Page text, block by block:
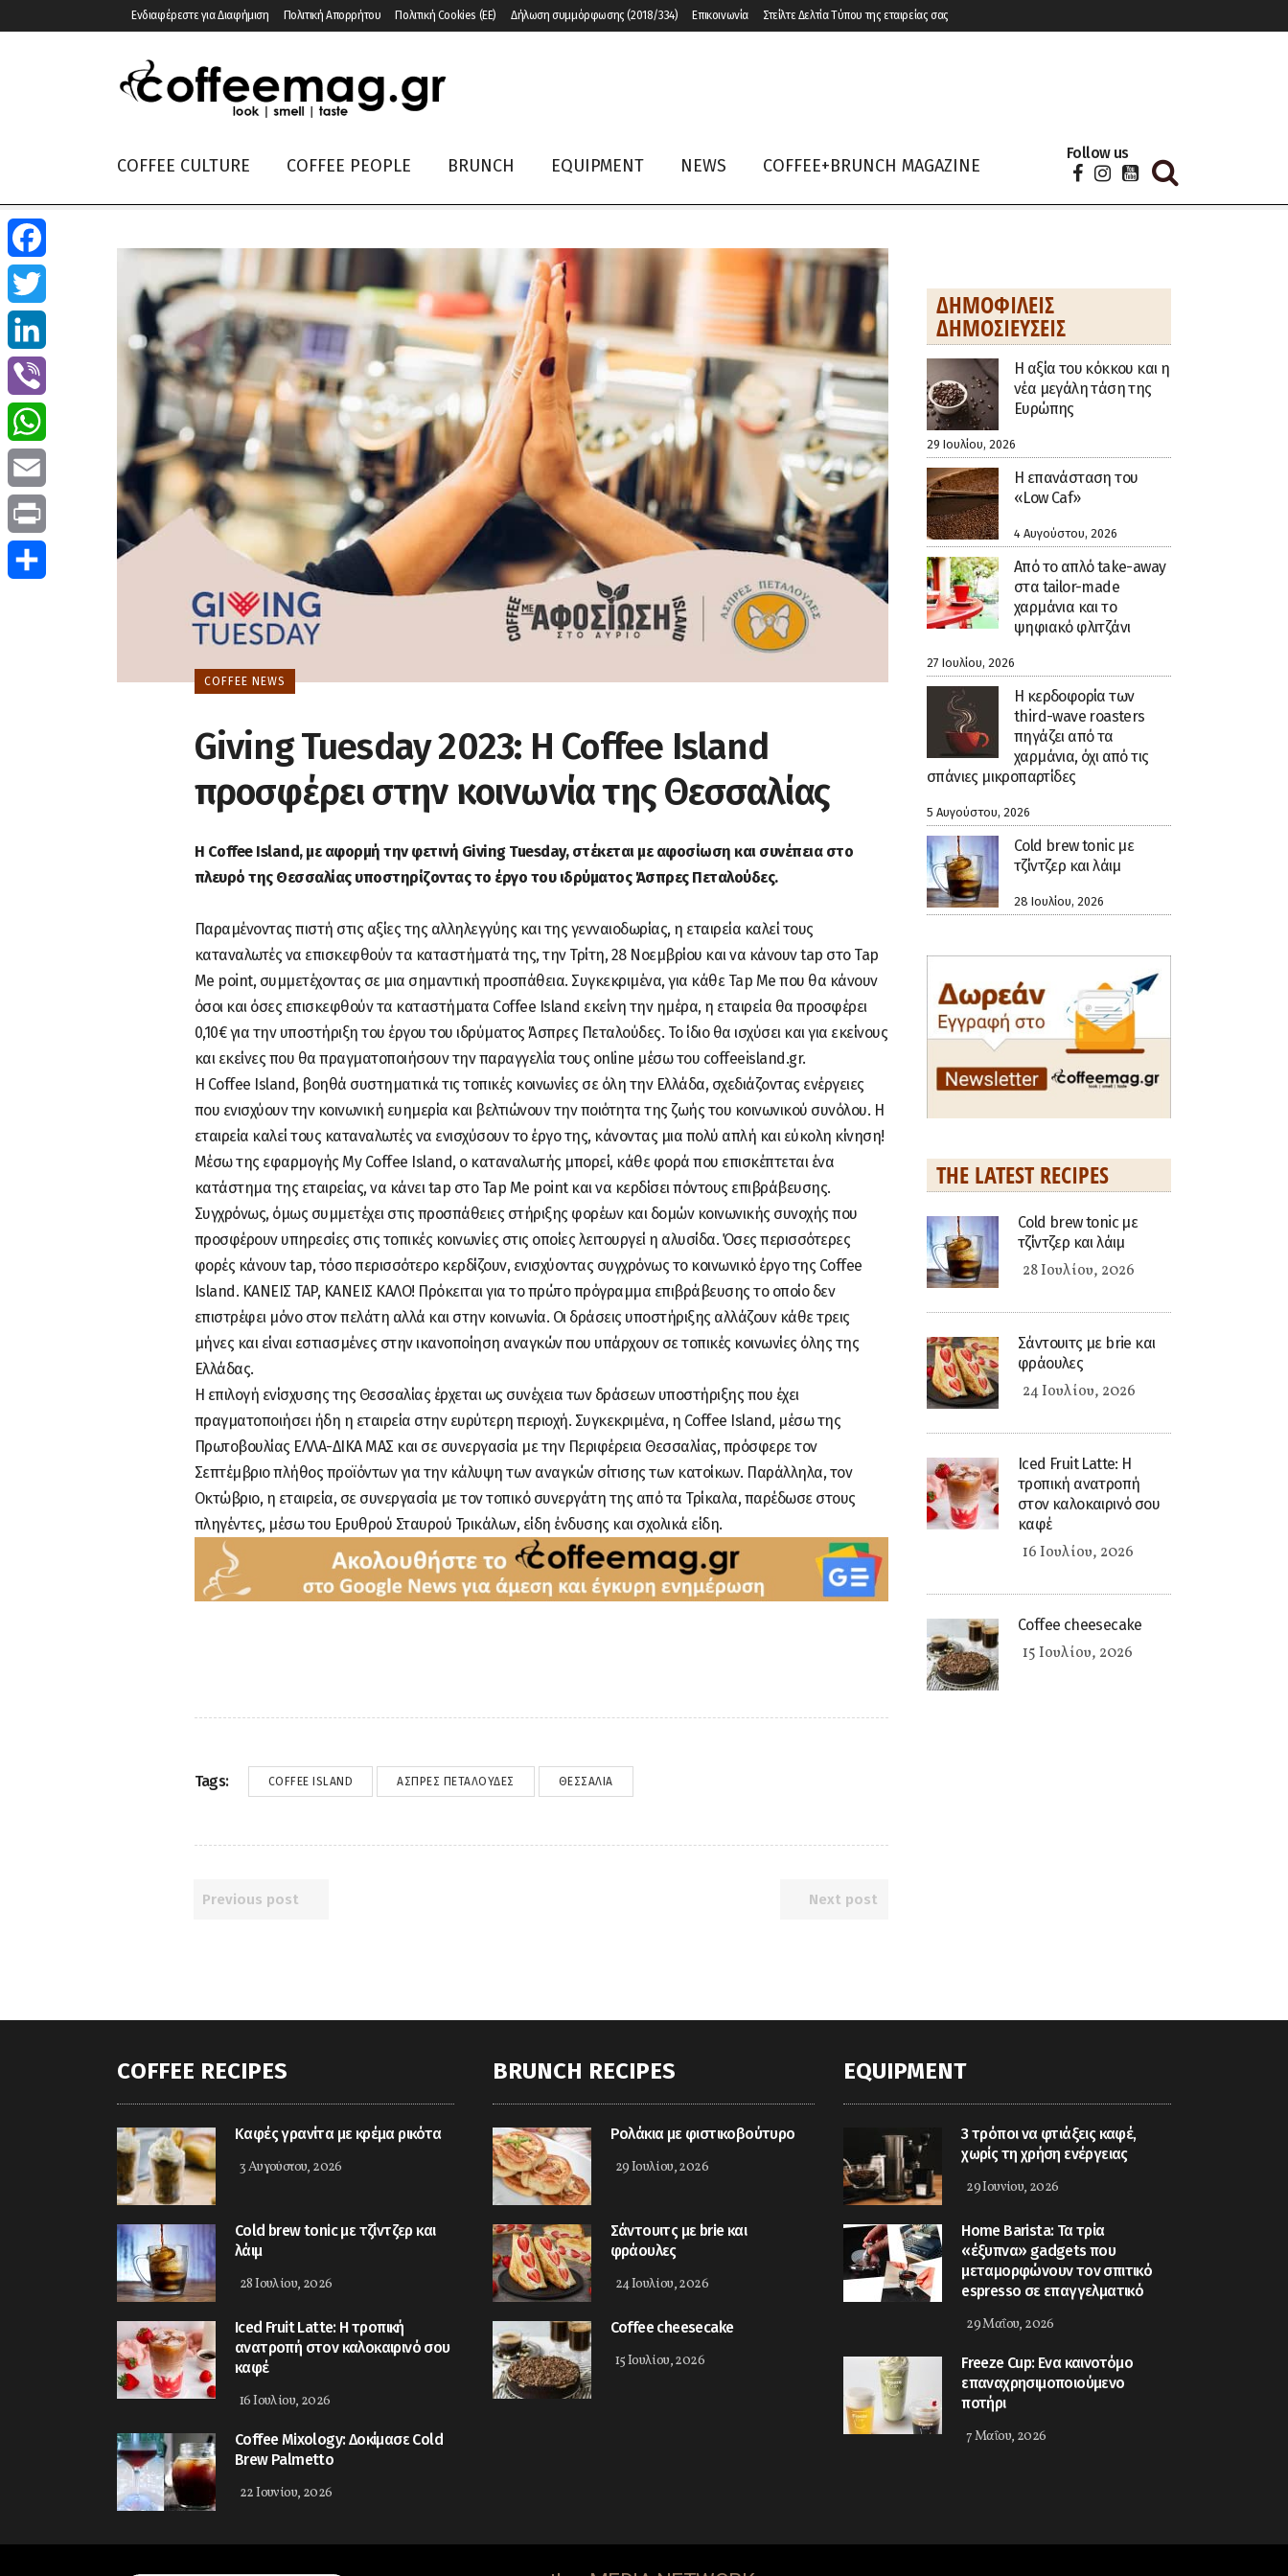
Ενδιαφέρεστε για Διαφήμιση Πολιτική Απορρήτου Πολιτική Cookies (ΕΕ) Δήλωση συμμόρφωσης (2018/334) Επικοινωνία Στείλτε Δελτία Τύπου της εταιρείας σας
COFFEE CULTURE COFFEE PEOPLE BRUNCH EQUIPMENT NEWS COFFEE+BRUNCH MAGAZINE
Follow us
COFFEE NEWS
Giving Tuesday 2023: H Coffee Island
προσφέρει στην κοινωνία της Θεσσαλίας
Η Coffee Island, με αφορμή την φετινή Giving Tuesday, στέκεται με αφοσίωση και συνέπεια στο
πλευρό της Θεσσαλίας υποστηρίζοντας το έργο του ιδρύματος Άσπρες Πεταλούδες.
Παραμένοντας πιστή στις αξίες της αλληλεγγύης και της γενναιοδωρίας, η εταιρεία καλεί τους
καταναλωτές να επισκεφθούν τα καταστήματά της, την Τρίτη, 28 Νοεμβρίου και να κάνουν tap στο Tap
Me point, συμμετέχοντας σε μια σημαντική προσπάθεια. Συγκεκριμένα, για κάθε Tap Me που θα κάνουν
όσοι και όσες επισκεφθούν τα καταστήματα Coffee Island εκείνη την ημέρα, η εταιρεία θα προσφέρει
0,10€ για την υποστήριξη του έργου του ιδρύματος Άσπρες Πεταλούδες. Το ίδιο θα ισχύσει και για εκείνους
και εκείνες που θα πραγματοποιήσουν την παραγγελία τους online μέσω του coffeeisland.gr.
H Coffee Island, βοηθά συστηματικά τις τοπικές κοινωνίες σε όλη την Ελλάδα, σχεδιάζοντας ενέργειες
που ενισχύουν την κοινωνική ευημερία και βελτιώνουν την ποιότητα της ζωής του κοινωνικού συνόλου. Η
εταιρεία καλεί τους καταναλωτές να ενισχύσουν το έργο της, κάνοντας μια πολύ απλή και εύκολη κίνηση!
Μέσω της εφαρμογής Μy Coffee Island, ο καταναλωτής μπορεί, κάθε φορά που επισκέπτεται ένα
κατάστημα της εταιρείας, να κάνει tap στο Tap Me point και να κερδίσει πόντους επιβράβευσης.
Συγχρόνως, όμως συμμετέχει στις προσπάθειες στήριξης φορέων και δομών κοινωνικής συνοχής που
προσφέρουν υπηρεσίες στις τοπικές κοινωνίες στις οποίες λειτουργεί η αλυσίδα. Όσες περισσότερες
φορές κάνουν tap, τόσο περισσότερο κερδίζουν, ενισχύοντας συγχρόνως το κοινωνικό έργο της Coffee
Island. ΚΑΝΕΙΣ TAP, ΚΑΝΕΙΣ ΚΑΛΟ! Πρόκειται για το πρώτο πρόγραμμα επιβράβευσης το οποίο δεν
επιστρέφει μόνο στον πελάτη αλλά και στην κοινωνία. Οι δράσεις υποστήριξης αλλάζουν κάθε τρεις
μήνες και είναι εστιασμένες στην ικανοποίηση αναγκών που υπάρχουν σε τοπικές κοινωνίες όλης της
Ελλάδας.
Η επιλογή ενίσχυσης της Θεσσαλίας έρχεται ως συνέχεια των δράσεων υποστήριξης που έχει
πραγματοποιήσει ήδη η εταιρεία στην ευρύτερη περιοχή. Συγκεκριμένα, η Coffee Island, μέσω της
Πρωτοβουλίας ΕΛΛΑ-ΔΙΚΑ ΜΑΣ και σε συνεργασία με την Περιφέρεια Θεσσαλίας, πρόσφερε τον
Σεπτέμβριο πλήθος προϊόντων για την κάλυψη των αναγκών σίτισης των κατοίκων. Παράλληλα, τον
Οκτώβριο, η εταιρεία, σε συνεργασία με τον τοπικό συνεργάτη της από τα Τρίκαλα, παρέδωσε στους
πληγέντες, μέσω του Ερυθρού Σταυρού Τρικάλων, είδη ένδυσης και σχολικά είδη.
Tags: COFFEE ISLAND ΆΣΠΡΕΣ ΠΕΤΑΛΟΎΔΕΣ ΘΕΣΣΑΛΊΑ
Previous post Next post
ΔΗΜΟΦΙΛΕΊΣ
ΔΗΜΟΣΙΕΎΣΕΙΣ
H αξία του κόκκου και η
νέα μεγάλη τάση της
Ευρώπης
29 Ιουλίου, 2026
Η επανάσταση του
«Low Caf»
4 Αυγούστου, 2026
Από το απλό take-away
στα tailor-made
χαρμάνια και το
ψηφιακό φλιτζάνι
27 Ιουλίου, 2026
Η κερδοφορία των
third-wave roasters
πηγάζει από τα
χαρμάνια, όχι από τις
σπάνιες μικροπαρτίδες
5 Αυγούστου, 2026
Cold brew tonic με
τζίντζερ και λάιμ
28 Ιουλίου, 2026
THE LATEST RECIPES
Cold brew tonic με
τζίντζερ και λάιμ
28 Ιουλίου, 2026
Σάντουιτς με brie και
φράουλες
24 Ιουλίου, 2026
Iced Fruit Latte: Η
τροπική ανατροπή
στον καλοκαιρινό σου
καφέ
16 Ιουλίου, 2026
Coffee cheesecake
15 Ιουλίου, 2026
COFFEE RECIPES
Καφές γρανίτα με κρέμα ρικότα
3 Αυγούστου, 2026
Cold brew tonic με τζίντζερ και
λάιμ
28 Ιουλίου, 2026
Iced Fruit Latte: Η τροπική
ανατροπή στον καλοκαιρινό σου
καφέ
16 Ιουλίου, 2026
Coffee Mixology: Δοκίμασε Cold
Brew Palmetto
22 Ιουνίου, 2026
BRUNCH RECIPES
Ρολάκια με φιστικοβούτυρο
29 Ιουλίου, 2026
Σάντουιτς με brie και
φράουλες
24 Ιουλίου, 2026
Coffee cheesecake
15 Ιουλίου, 2026
EQUIPMENT
3 τρόποι να φτιάξεις καφέ,
χωρίς τη χρήση ενέργειας
29 Ιουνίου, 2026
Home Barista: Τα τρία
«έξυπνα» gadgets που
μεταμορφώνουν τον σπιτικό
espresso σε επαγγελματικό
29 Μαΐου, 2026
Freeze Cup: Eνα καινοτόμο
επαναχρησιμοποιούμενο
ποτήρι
7 Μαΐου, 2026
Facebook
Twitter
LinkedIn
Viber
WhatsApp
Email
Print